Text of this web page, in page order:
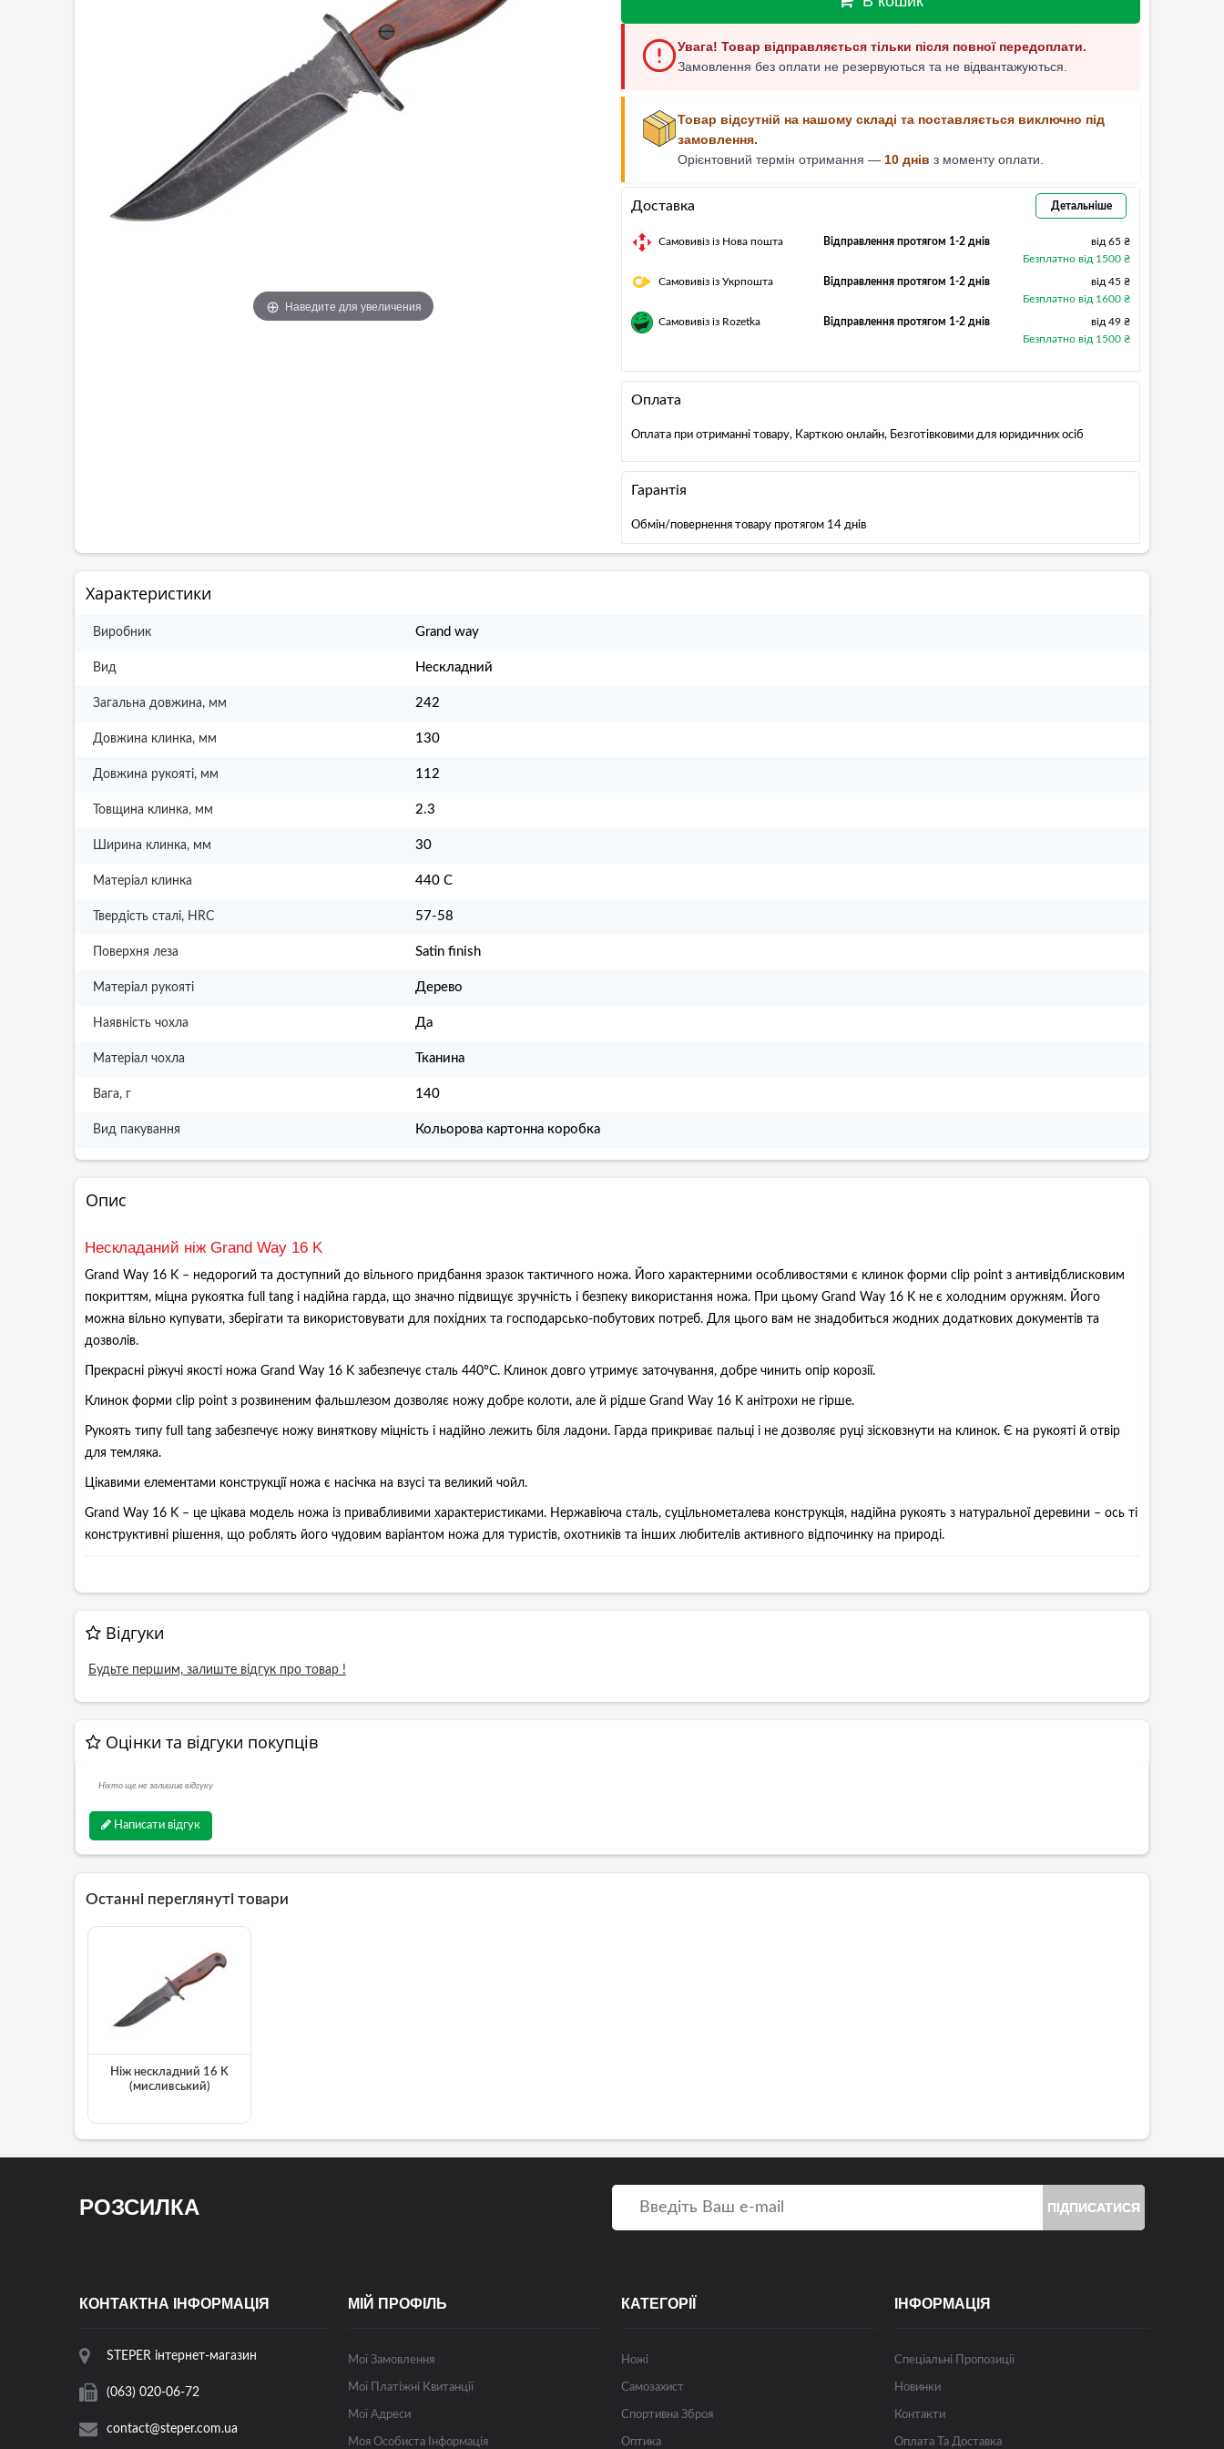
Багатофункціональний ніж
Наведите для увеличения
Увага! Товар відправляється тільки після повної передоплати.
Замовлення без оплати не резервуються та не відвантажуються.
Товар відсутній на нашому складі та поставляється виключно під
замовлення.
Орієнтовний термін отримання — 10 днів з моменту оплати.
Доставка Детальніше
Самовивіз із Нова пошта Відправлення протягом 1-2 днів
від 65 ₴
Безплатно від 1500 ₴
Самовивіз із Укрпошта Відправлення протягом 1-2 днів
від 45 ₴
Безплатно від 1600 ₴
Самовивіз із Rozetka Відправлення протягом 1-2 днів
від 49 ₴
Безплатно від 1500 ₴
Оплата
Оплата при отриманні товару, Карткою онлайн, Безготівковими для юридичних осіб
Гарантія
Обмін/повернення товару протягом 14 днів
Характеристики
Виробник Grand way
Вид Нескладний
Загальна довжина, мм 242
Довжина клинка, мм 130
Довжина рукояті, мм 112
Товщина клинка, мм 2.3
Ширина клинка, мм 30
Матеріал клинка 440 С
Твердість сталі, HRC 57-58
Поверхня леза Satin finish
Матеріал рукояті Дерево
Наявність чохла Да
Матеріал чохла Тканина
Вага, г 140
Вид пакування Кольорова картонна коробка
Опис
Нескладаний ніж Grand Way 16 K
Grand Way 16 K – недорогий та доступний до вільного придбання зразок тактичного ножа. Його характерними особливостями є клинок форми clip point з антивідблисковим
покриттям, міцна рукоятка full tang і надійна гарда, що значно підвищує зручність і безпеку використання ножа. При цьому Grand Way 16 K не є холодним оружням. Його
можна вільно купувати, зберігати та використовувати для похідних та господарсько-побутових потреб. Для цього вам не знадобиться жодних додаткових документів та
дозволів.
Прекрасні ріжучі якості ножа Grand Way 16 K забезпечує сталь 440°С. Клинок довго утримує заточування, добре чинить опір корозії.
Клинок форми clip point з розвиненим фальшлезом дозволяє ножу добре колоти, але й рідше Grand Way 16 K анітрохи не гірше.
Рукоять типу full tang забезпечує ножу виняткову міцність і надійно лежить біля ладони. Гарда прикриває пальці і не дозволяє руці зісковзнути на клинок. Є на рукояті й отвір
для темляка.
Цікавими елементами конструкції ножа є насічка на взусі та великий чойл.
Grand Way 16 K – це цікава модель ножа із привабливими характеристиками. Нержавіюча сталь, суцільнометалева конструкція, надійна рукоять з натуральної деревини – ось ті
конструктивні рішення, що роблять його чудовим варіантом ножа для туристів, охотників та інших любителів активного відпочинку на природі.
Відгуки
Будьте першим, залиште відгук про товар !
Оцінки та відгуки покупців
Ніхто ще не залишив відгуку
Написати відгук
Останні переглянуті товари
Ніж нескладний 16 K
(мисливський)
РОЗСИЛКА ПІДПИСАТИСЯ
КОНТАКТНА ІНФОРМАЦІЯ
STEPER інтернет-магазин
(063) 020-06-72
contact@steper.com.ua
МІЙ ПРОФІЛЬ
Мої Замовлення
Мої Платіжні Квитанції
Мої Адреси
Моя Особиста Інформація
КАТЕГОРІЇ
Ножі
Самозахист
Спортивна Зброя
Оптика
ІНФОРМАЦІЯ
Спеціальні Пропозиції
Новинки
Контакти
Оплата Та Доставка